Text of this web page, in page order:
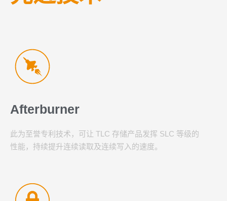
Afterburner
此为至誉专利技术，可让 TLC 存储产品发挥 SLC 等级的
性能，持续提升连续读取及连续写入的速度。